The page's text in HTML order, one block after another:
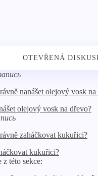
olejový vosk na dřevo?
kukuřici?
této sekce: